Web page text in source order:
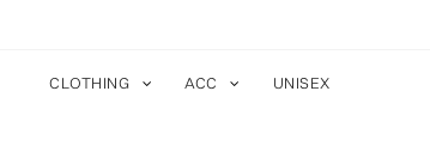
CLOTHING ACC UNISEX